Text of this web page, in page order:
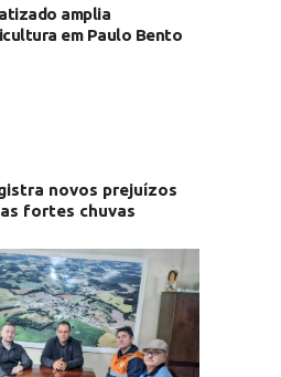
amplia
em Paulo Bento
novos prejuízos
fortes chuvas